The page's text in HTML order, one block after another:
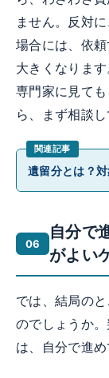
ません。反対
場合には、依
大きくなりま
専門家に見て
ら、まず相談し
遺留分とは？
自分で
がよい
では、結局の
のでしょうか
は、自分で進